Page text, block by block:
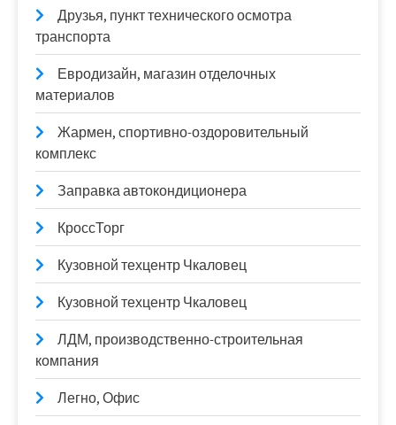
Друзья, пункт технического осмотра
транспорта
Евродизайн, магазин отделочных
материалов
Жармен, спортивно-оздоровительный
комплекс
Заправка автокондиционера
КроссТорг
Кузовной техцентр Чкаловец
Кузовной техцентр Чкаловец
ЛДМ, производственно-строительная
компания
Легно, Офис